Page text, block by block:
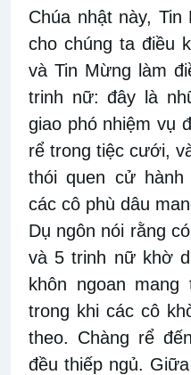
Chúa nhật này,
cho chúng ta điều
và Tin Mừng làm
trinh nữ: đây là
giao phó nhiệm vụ
rể trong tiệc cưới,
thói quen cử
các cô phù dâu
Dụ ngôn nói rằng
và 5 trinh nữ khờ
khôn ngoan
trong khi các cô
theo. Chàng rể
đều thiếp ngủ.